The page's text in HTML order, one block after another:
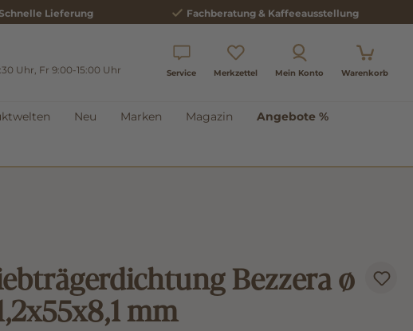
Lieferung Fachberatung & Kaffeeausstellung
Uhr, Fr 9:00-15:00 Uhr
Service Merkzettel Mein Konto Warenkorb
Neu Marken Magazin Angebote %
Bezzera ø
mm